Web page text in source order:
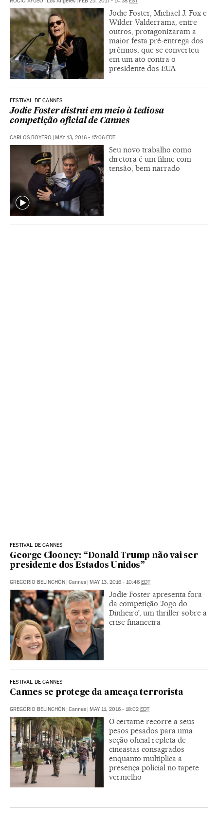
Jodie Foster, Michael J. Fox e
Wilder Valderrama, entre
outros, protagonizaram a
maior festa pré-entrega dos
prêmios, que se converteu
em um ato contra o
presidente dos EUA
FESTIVAL DE CANNES
Jodie Foster distrai em meio à tediosa
competição oficial de Cannes
CARLOS BOYERO | MAY 13, 2016 - 15:06 EDT
Seu novo trabalho como
diretora é um filme com
tensão, bem narrado
FESTIVAL DE CANNES
George Clooney: “Donald Trump não vai ser
presidente dos Estados Unidos”
GREGORIO BELINCHÓN | Cannes | MAY 13, 2016 - 10:46 EDT
Jodie Foster apresenta fora
da competição ‘Jogo do
Dinheiro’, um thriller sobre a
crise financeira
FESTIVAL DE CANNES
Cannes se protege da ameaça terrorista
GREGORIO BELINCHÓN | Cannes | MAY 11, 2016 - 18:02 EDT
O certame recorre a seus
pesos pesados para uma
seção oficial repleta de
cineastas consagrados
enquanto multiplica a
presença policial no tapete
vermelho